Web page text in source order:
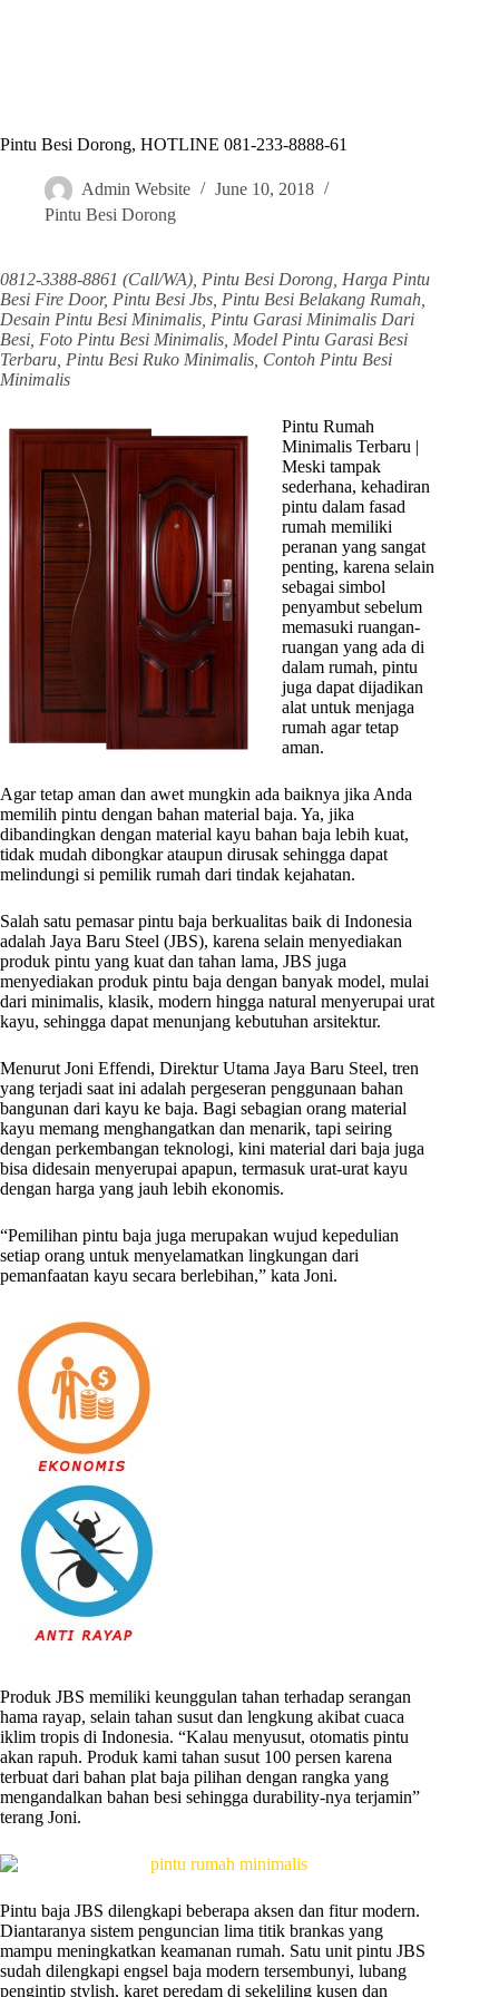
Pintu Besi Dorong, HOTLINE 081-233-8888-61
Admin Website
June 10, 2018
Pintu Besi Dorong
0812-3388-8861 (Call/WA), Pintu Besi Dorong, Harga Pintu
Besi Fire Door, Pintu Besi Jbs, Pintu Besi Belakang Rumah,
Desain Pintu Besi Minimalis, Pintu Garasi Minimalis Dari
Besi, Foto Pintu Besi Minimalis, Model Pintu Garasi Besi
Terbaru, Pintu Besi Ruko Minimalis, Contoh Pintu Besi
Minimalis
Pintu Rumah
Minimalis Terbaru |
Meski tampak
sederhana, kehadiran
pintu dalam fasad
rumah memiliki
peranan yang sangat
penting, karena selain
sebagai simbol
penyambut sebelum
memasuki ruangan-
ruangan yang ada di
dalam rumah, pintu
juga dapat dijadikan
alat untuk menjaga
rumah agar tetap
aman.
Agar tetap aman dan awet mungkin ada baiknya jika Anda
memilih pintu dengan bahan material baja. Ya, jika
dibandingkan dengan material kayu bahan baja lebih kuat,
tidak mudah dibongkar ataupun dirusak sehingga dapat
melindungi si pemilik rumah dari tindak kejahatan.
Salah satu pemasar pintu baja berkualitas baik di Indonesia
adalah Jaya Baru Steel (JBS), karena selain menyediakan
produk pintu yang kuat dan tahan lama, JBS juga
menyediakan produk pintu baja dengan banyak model, mulai
dari minimalis, klasik, modern hingga natural menyerupai urat
kayu, sehingga dapat menunjang kebutuhan arsitektur.
Menurut Joni Effendi, Direktur Utama Jaya Baru Steel, tren
yang terjadi saat ini adalah pergeseran penggunaan bahan
bangunan dari kayu ke baja. Bagi sebagian orang material
kayu memang menghangatkan dan menarik, tapi seiring
dengan perkembangan teknologi, kini material dari baja juga
bisa didesain menyerupai apapun, termasuk urat-urat kayu
dengan harga yang jauh lebih ekonomis.
“Pemilihan pintu baja juga merupakan wujud kepedulian
setiap orang untuk menyelamatkan lingkungan dari
pemanfaatan kayu secara berlebihan,” kata Joni.
Produk JBS memiliki keunggulan tahan terhadap serangan
hama rayap, selain tahan susut dan lengkung akibat cuaca
iklim tropis di Indonesia. “Kalau menyusut, otomatis pintu
akan rapuh. Produk kami tahan susut 100 persen karena
terbuat dari bahan plat baja pilihan dengan rangka yang
mengandalkan bahan besi sehingga durability-nya terjamin”
terang Joni.
Pintu baja JBS dilengkapi beberapa aksen dan fitur modern.
Diantaranya sistem penguncian lima titik brankas yang
mampu meningkatkan keamanan rumah. Satu unit pintu JBS
sudah dilengkapi engsel baja modern tersembunyi, lubang
pengintip stylish, karet peredam di sekeliling kusen dan